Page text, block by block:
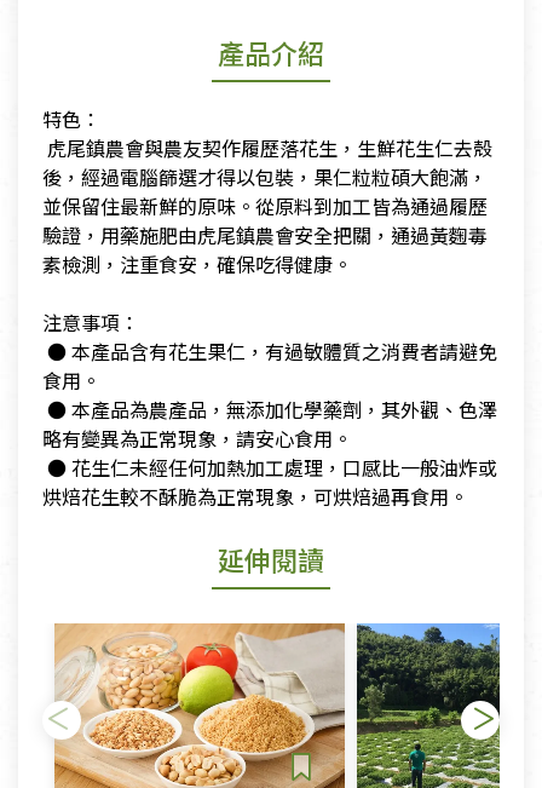
產品介紹
特色：
​ 虎尾鎮農會與農友契作履歷落花生，生鮮花生仁去殼
後，經過電腦篩選才得以包裝，果仁粒粒碩大飽滿，
並保留住最新鮮的原味。從原料到加工皆為通過履歷
驗證，用藥施肥由虎尾鎮農會安全把關，通過黃麴毒
素檢測，注重食安，確保吃得健康。
​注意事項：
​ ● 本產品含有花生果仁，有過敏體質之消費者請避免
食用。
​ ● 本產品為農產品，無添加化學藥劑，其外觀、色澤
略有變異為正常現象，請安心食用。
​ ● 花生仁未經任何加熱加工處理，口感比一般油炸或
烘焙花生較不酥脆為正常現象，可烘焙過再食用。
延伸閱讀